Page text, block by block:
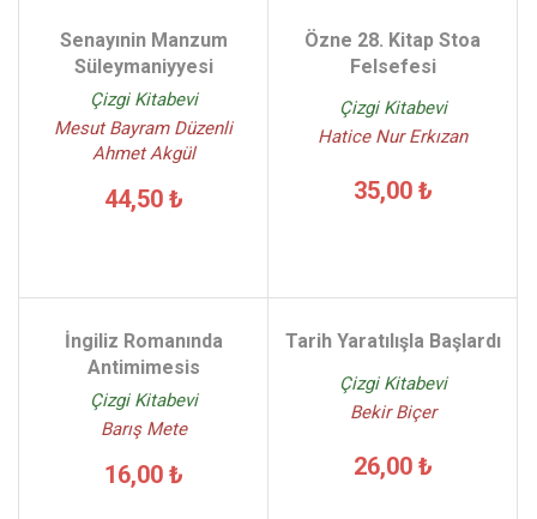
Senayınin Manzum
Süleymaniyyesi
Çizgi Kitabevi
Mesut Bayram Düzenli
Ahmet Akgül
44,50 ₺
Özne 28. Kitap Stoa
Felsefesi
Çizgi Kitabevi
Hatice Nur Erkızan
35,00 ₺
İngiliz Romanında
Antimimesis
Çizgi Kitabevi
Barış Mete
16,00 ₺
Tarih Yaratılışla Başlardı
Çizgi Kitabevi
Bekir Biçer
26,00 ₺